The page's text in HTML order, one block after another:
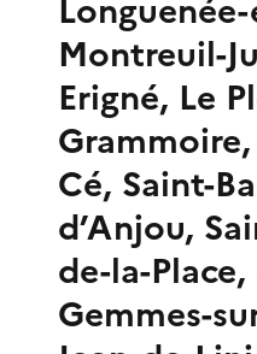
Montreuil-
Erigné, Le
Cé, Saint-
d’Anjou,
de-la-
Gemmes-